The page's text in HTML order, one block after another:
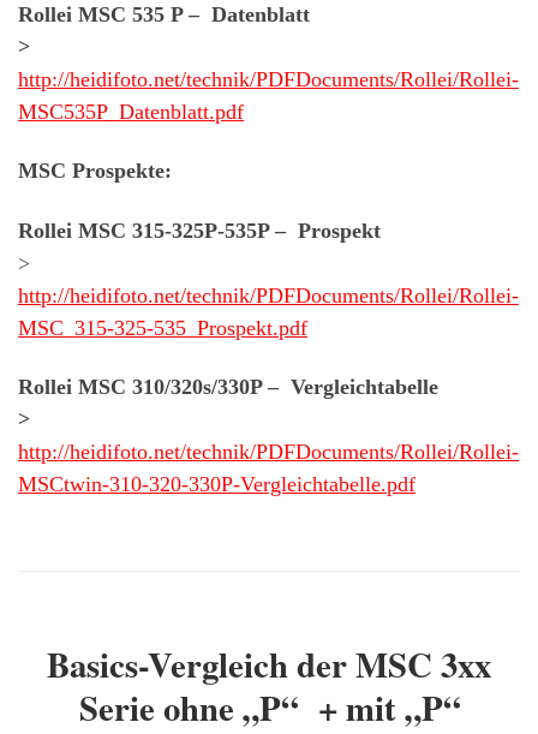
Rollei MSC 535 P – Datenblatt
>
http://heidifoto.net/technik/PDFDocuments/Rollei/Rollei-
MSC535P_Datenblatt.pdf
MSC Prospekte:
Rollei MSC 315-325P-535P – Prospekt
>
http://heidifoto.net/technik/PDFDocuments/Rollei/Rollei-
MSC_315-325-535_Prospekt.pdf
Rollei MSC 310/320s/330P – Vergleichtabelle
>
http://heidifoto.net/technik/PDFDocuments/Rollei/Rollei-
MSCtwin-310-320-330P-Vergleichtabelle.pdf
Basics-Vergleich der MSC 3xx
Serie ohne „P“ + mit „P“